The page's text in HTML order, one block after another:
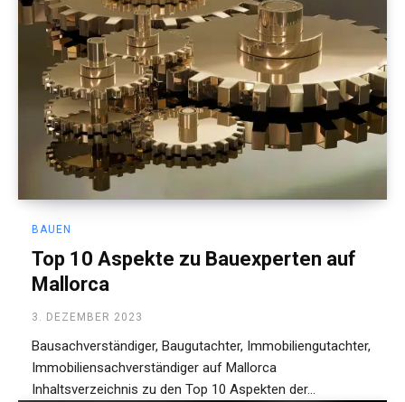
BAUEN
Top 10 Aspekte zu Bauexperten auf
Mallorca
3. DEZEMBER 2023
Bausachverständiger, Baugutachter, Immobiliengutachter,
Immobiliensachverständiger auf Mallorca
Inhaltsverzeichnis zu den Top 10 Aspekten der...